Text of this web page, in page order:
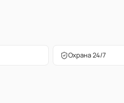
Охрана 24/7